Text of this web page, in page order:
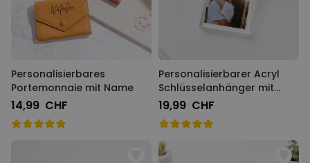
Personalisierbares
Portemonnaie mit Name
14,99 CHF
Personalisierbarer Acryl
Schlüsselanhänger mit
Foto und Text
19,99 CHF